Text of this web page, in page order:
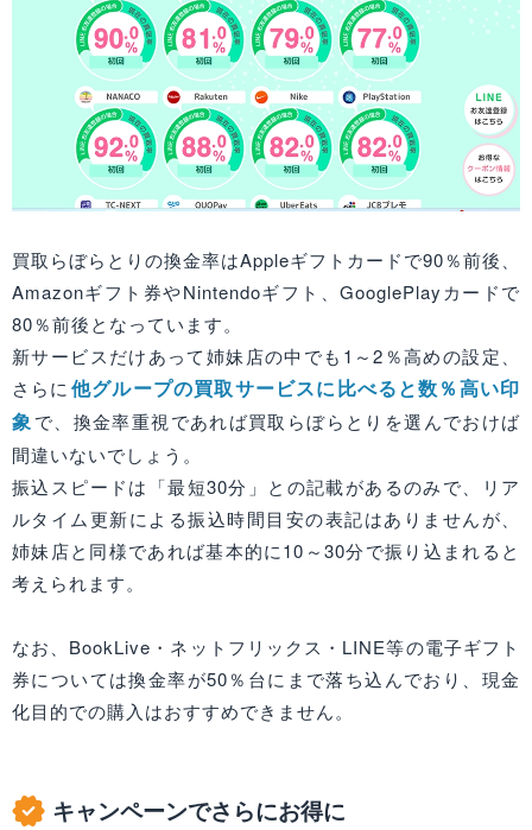
買取らぼらとりの換金率はAppleギフトカードで90％前後、
Amazonギフト券やNintendoギフト、GooglePlayカードで
80％前後となっています。
新サービスだけあって姉妹店の中でも1～2％高めの設定、
さらに 他グループの買取サービスに比べると数％高い印
象で、換金率重視であれば買取らぼらとりを選んでおけば
間違いないでしょう。
振込スピードは「最短30分」との記載があるのみで、リア
ルタイム更新による振込時間目安の表記はありませんが、
姉妹店と同様であれば基本的に10～30分で振り込まれると
考えられます。
なお、BookLive・ネットフリックス・LINE等の電子ギフト
券については換金率が50％台にまで落ち込んでおり、現金
化目的での購入はおすすめできません。
キャンペーンでさらにお得に